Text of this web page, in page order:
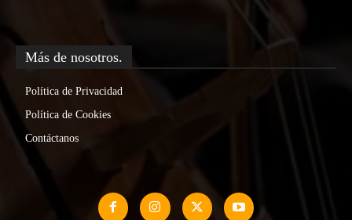
Más de nosotros.
Política de Privacidad
Política de Cookies
Contáctanos